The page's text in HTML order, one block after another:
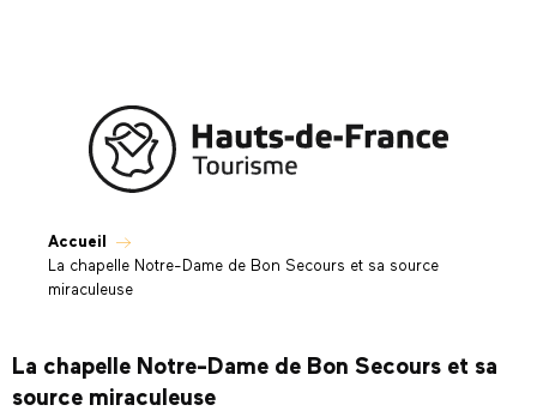
Accueil
La chapelle Notre-Dame de Bon Secours et sa source
miraculeuse
La chapelle Notre-Dame de Bon Secours et sa
source miraculeuse